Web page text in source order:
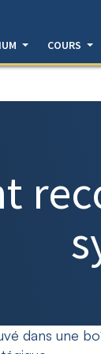
COURS
dans une